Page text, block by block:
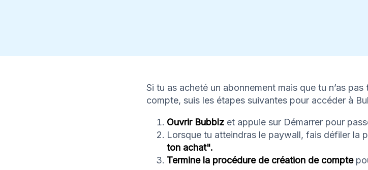
Si tu as acheté un abonnement mais que tu n’as
compte, suis les étapes suivantes pour accéder à
Ouvrir Bubblz et appuie sur Démarrer pour
Lorsque tu atteindras le paywall, fais défiler la
ton achat".
Termine la procédure de création de compte